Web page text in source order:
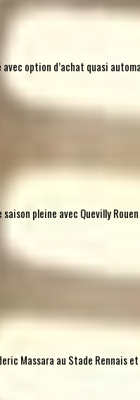
option d’achat quasi
pleine avec Quevilly
Massara au Stade Rennais